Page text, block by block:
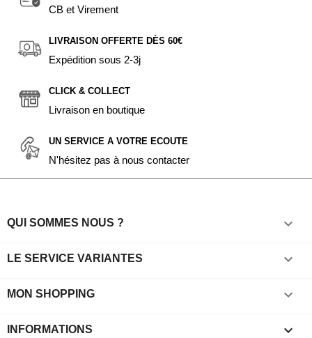
CB et Virement
LIVRAISON OFFERTE DÈS 60€
Expédition sous 2-3j
CLICK & COLLECT
Livraison en boutique
UN SERVICE A VOTRE ECOUTE
N'hésitez pas à nous contacter
QUI SOMMES NOUS ? 
LE SERVICE VARIANTES 
MON SHOPPING 
INFORMATIONS keyboard_arrow_down